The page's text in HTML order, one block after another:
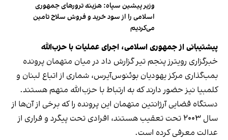
وزیر پیشین سپاه: هزینه ترورهای جمهوری
اسلامی‌ را از سود خرید و فروش سلاح تامین
می‌کردیم
پیشتیبانی از جمهوری اسلامی، اجرای عملیات با حزب‌الله
خبرگزاری رویترز پنجم تیر گزارش داد در میان متهمان پرونده
بمب‌گذاری مرکز یهودیان بوئنوس‌آیرس، شماری از اتباع لبنان و
کلمبیا نیز حضور دارند که به ارتباط با حزب‌الله متهم هستند.
دستگاه قضایی آرژانتین متهمان این پرونده را که برخی از آن‌ها از
سال ۲۰۰۳ تحت تعقیب‌ هستند، افرادی تحت پیگرد و فراری از
عدالت معرفی کرده است.